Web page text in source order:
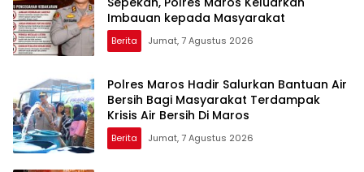
Imbauan kepada Masyarakat
Berita Jumat, 7 Agustus 2026
Polres Maros Hadir Salurkan Bantuan Air
Bersih Bagi Masyarakat Terdampak
Krisis Air Bersih Di Maros
Berita Jumat, 7 Agustus 2026